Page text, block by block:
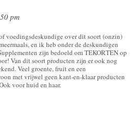
pm
voedingsdeskundige over dit soort (onzin)
en ik heb onder de deskundigen
zijn bedoeld om TEKORTEN op
Van dit soort producten zijn er ook nog
Veel groente, fruit en een
met vrijwel geen kant-en-klaar producten
voor huid en haar.